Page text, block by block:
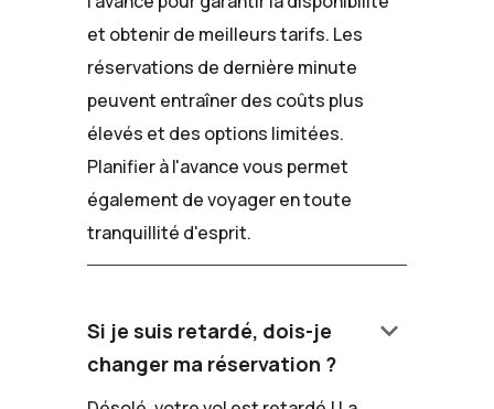
et obtenir de meilleurs tarifs. Les
réservations de dernière minute
peuvent entraîner des coûts plus
élevés et des options limitées.
Planifier à l'avance vous permet
également de voyager en toute
tranquillité d'esprit.
Si je suis retardé, dois-je
changer ma réservation ?
keyboard_arrow_down